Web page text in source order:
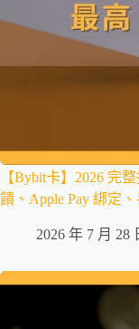
【Bybit卡】2026 完
饋、Apple Pay 綁定
2026 年 7 月 28